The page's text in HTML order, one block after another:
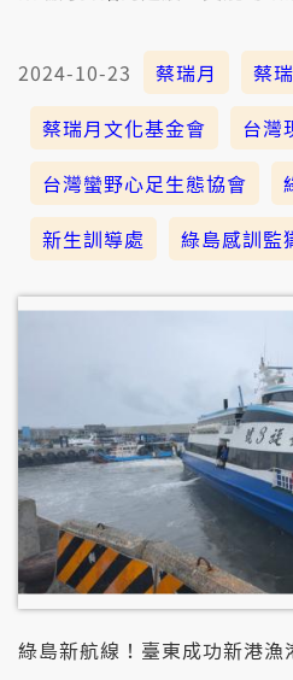
2024-10-23 蔡瑞月
蔡
蔡瑞月文化基金會
台灣
台灣蠻野心足生態協會
新生訓導處
綠島感訓監
綠島新航線！臺東成功新港漁